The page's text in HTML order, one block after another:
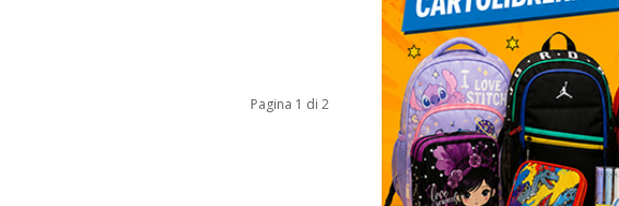
Pagina 1 di 2